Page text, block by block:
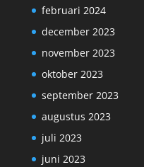
februari 2024
december 2023
november 2023
oktober 2023
september 2023
augustus 2023
juli 2023
juni 2023